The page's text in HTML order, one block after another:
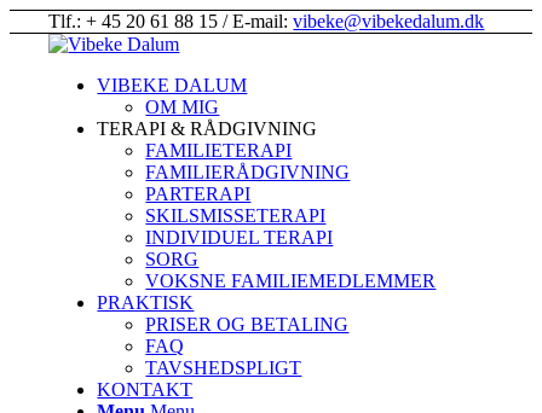
Tlf.: + 45 20 61 88 15 / E-mail:vibeke@vibekedalum.dk
VIBEKE DALUM
OM MIG
TERAPI & RÅDGIVNING
FAMILIETERAPI
FAMILIERÅDGIVNING
PARTERAPI
SKILSMISSETERAPI
INDIVIDUEL TERAPI
SORG
VOKSNE FAMILIEMEDLEMMER
PRAKTISK
PRISER OG BETALING
FAQ
TAVSHEDSPLIGT
KONTAKT